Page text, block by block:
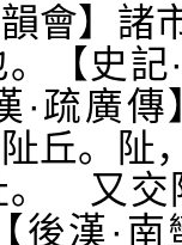
會】諸
【史
·疏廣
阯丘。
。 又交
後漢·